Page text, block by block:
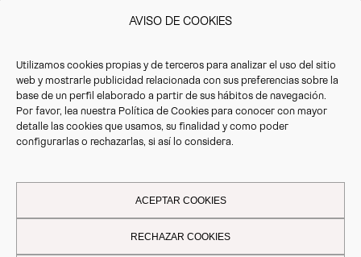
AVISO DE COOKIES
Utilizamos cookies propias y de terceros para analizar el uso del sitio
web y mostrarle publicidad relacionada con sus preferencias sobre la
base de un perfil elaborado a partir de sus hábitos de navegación.
Por favor, lea nuestra Política de Cookies para conocer con mayor
detalle las cookies que usamos, su finalidad y como poder
configurarlas o rechazarlas, si así lo considera.
ACEPTAR COOKIES
RECHAZAR COOKIES
Horario de atención al cliente:
· Verano(15/07 – 15/09):
8:30 – 14:30h
T. +34 968 387 220
F. +34 968 387 766
info@vrioeurope.com